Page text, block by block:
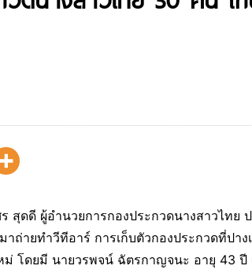
สุดดี ผู้อำนวยการกองประกวดนางสาวไทย
ถ่ายทำวีทีอาร์ การเก็บตัวกองประกวดที่ปาง
ม่ โดยมี นายวรพจน์ ฉัตรกาญจนะ อายุ 43 ปี